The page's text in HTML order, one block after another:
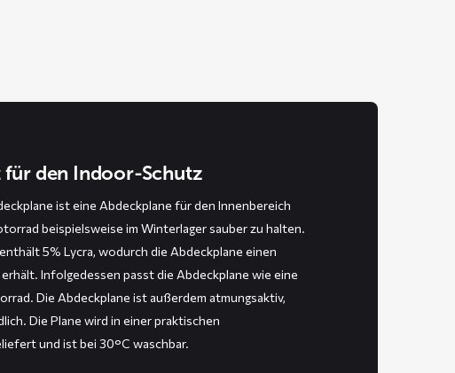
für den Indoor-Schutz
ist eine Abdeckplane für den Innenbereich
beispielsweise im Winterlager sauber zu halten.
5% Lycra, wodurch die Abdeckplane einen
Infolgedessen passt die Abdeckplane wie eine
Die Abdeckplane ist außerdem atmungsaktiv,
Die Plane wird in einer praktischen
und ist bei 30°C waschbar.